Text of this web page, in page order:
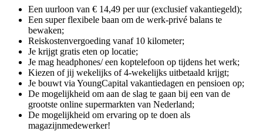
Een uurloon van € 14,49 per uur (exclusief vakantiegeld);
Een super flexibele baan om de werk-privé balans te
bewaken;
Reiskostenvergoeding vanaf 10 kilometer;
Je krijgt gratis eten op locatie;
Je mag headphones/ een koptelefoon op tijdens het werk;
Kiezen of jij wekelijks of 4-wekelijks uitbetaald krijgt;
Je bouwt via YoungCapital vakantiedagen en pensioen op;
De mogelijkheid om aan de slag te gaan bij een van de
grootste online supermarkten van Nederland;
De mogelijkheid om ervaring op te doen als
magazijnmedewerker!